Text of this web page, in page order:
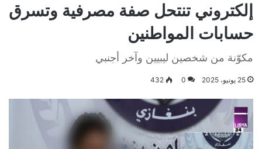
إلكتروني تنتحل صفة مصرفية وتسرق
حسابات المواطنين
مكوّنة من شخصين ليبيين وآخر أجنبي
25 يونيو، 2025 0
432